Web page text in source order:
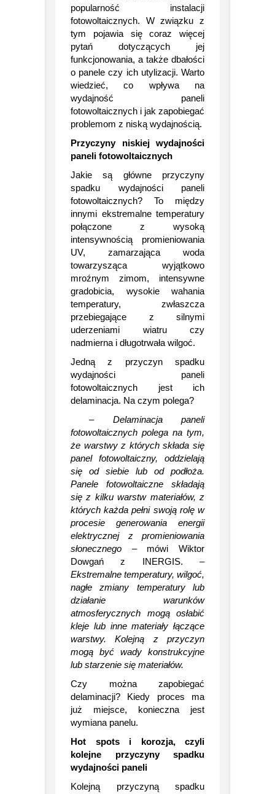
W Polsce z roku na rok rośnie
popularność instalacji
fotowoltaicznych. W związku z
tym pojawia się coraz więcej
pytań dotyczących jej
funkcjonowania, a także dbałości
o panele czy ich utylizacji. Warto
wiedzieć, co wpływa na
wydajność paneli
fotowoltaicznych i jak zapobiegać
Przyczyny niskiej wydajności
Jakie są główne przyczyny
spadku wydajności paneli
fotowoltaicznych? To między
innymi ekstremalne temperatury
połączone z wysoką
intensywnością promieniowania
UV, zamarzająca woda
towarzysząca wyjątkowo
mroźnym zimom, intensywne
gradobicia, wysokie wahania
temperatury, zwłaszcza
przebiegające z silnymi
uderzeniami wiatru czy
Jedną z przyczyn spadku
wydajności paneli
fotowoltaicznych jest ich
–Delaminacja paneli
fotowoltaicznych polega na tym,
że warstwy z których składa się
panel fotowoltaiczny, oddzielają
się od siebie lub od podłoża.
Panele fotowoltaiczne składają
się z kilku warstw materiałów, z
których każda pełni swoją rolę w
procesie generowania energii
elektrycznej z promieniowania
słonecznego– mówi Wiktor
Dowgań z INERGIS. –
Ekstremalne temperatury, wilgoć,
nagłe zmiany temperatury lub
działanie warunków
atmosferycznych mogą osłabić
kleje lub inne materiały łączące
warstwy. Kolejną z przyczyn
mogą być wady konstrukcyjne
Czy można zapobiegać
delaminacji? Kiedy proces ma
już miejsce, konieczna jest
Hot spots i korozja, czyli
kolejne przyczyny spadku